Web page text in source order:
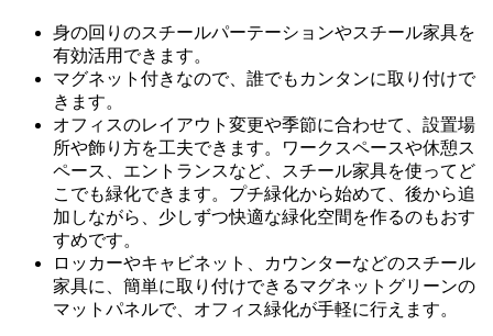
身の回りのスチールパーテーションやスチール家具を
有効活用できます。
マグネット付きなので、誰でもカンタンに取り付けで
きます。
オフィスのレイアウト変更や季節に合わせて、設置場
所や飾り方を工夫できます。ワークスペースや休憩ス
ペース、エントランスなど、スチール家具を使ってど
こでも緑化できます。プチ緑化から始めて、後から追
加しながら、少しずつ快適な緑化空間を作るのもおす
すめです。
ロッカーやキャビネット、カウンターなどのスチール
家具に、簡単に取り付けできるマグネットグリーンの
マットパネルで、オフィス緑化が手軽に行えます。